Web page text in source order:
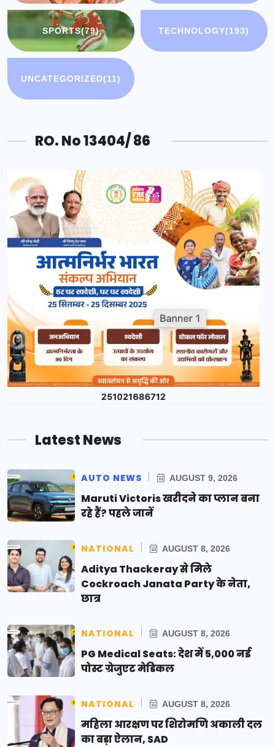
SPORTS(79) TECHNOLOGY(193)
UNCATEGORIZED(11)
RO. No 13404/ 86
Latest News
AUTO NEWS AUGUST 9, 2026
Maruti Victoris खरीदने का प्लान बना
रहे हैं? पहले जानें
NATIONAL AUGUST 8, 2026
Aditya Thackeray से मिले
Cockroach Janata Party के नेता,
छात्र
NATIONAL AUGUST 8, 2026
PG Medical Seats: देश में 5,000 नई
पोस्ट ग्रेजुएट मेडिकल
NATIONAL AUGUST 8, 2026
महिला आरक्षण पर शिरोमणि अकाली दल
का बड़ा ऐलान, SAD